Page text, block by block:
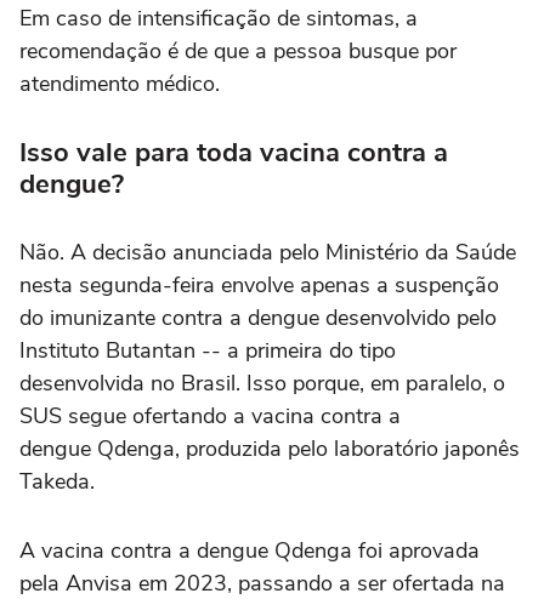
Em caso de intensificação de sintomas, a
recomendação é de que a pessoa busque por
atendimento médico.
Isso vale para toda vacina contra a
dengue?
Não. A decisão anunciada pelo Ministério da Saúde
nesta segunda-feira envolve apenas a suspenção
do imunizante contra a dengue desenvolvido pelo
Instituto Butantan -- a primeira do tipo
desenvolvida no Brasil. Isso porque, em paralelo, o
SUS segue ofertando a vacina contra a
dengue Qdenga, produzida pelo laboratório japonês
Takeda.
A vacina contra a dengue Qdenga foi aprovada
pela Anvisa em 2023, passando a ser ofertada na